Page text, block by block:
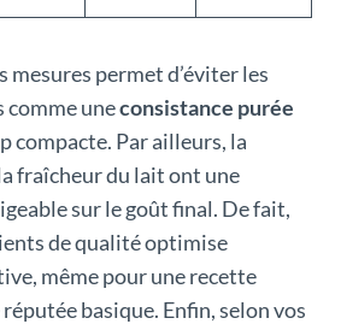
mesures permet d’éviter les
uneconsistance purée
compacte. Par ailleurs, la
fraîcheur du lait ont une
sur le goût final. De fait,
de qualité optimise
même pour une recette
basique. Enfin, selon vos